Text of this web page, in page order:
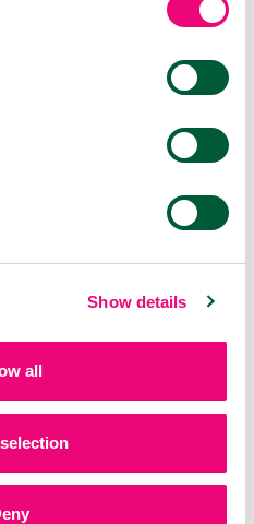
Show details
all
způsoby, jakými
z nich je i